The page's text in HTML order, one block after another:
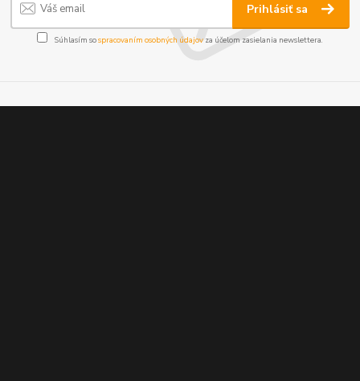
Prihlásiť sa
Súhlasím sospracovaním osobných údajov za účelom zasielania newslettera.